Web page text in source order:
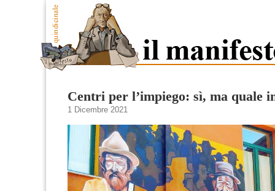
Centri per l’impiego: sì, ma quale
1 Dicembre 2021